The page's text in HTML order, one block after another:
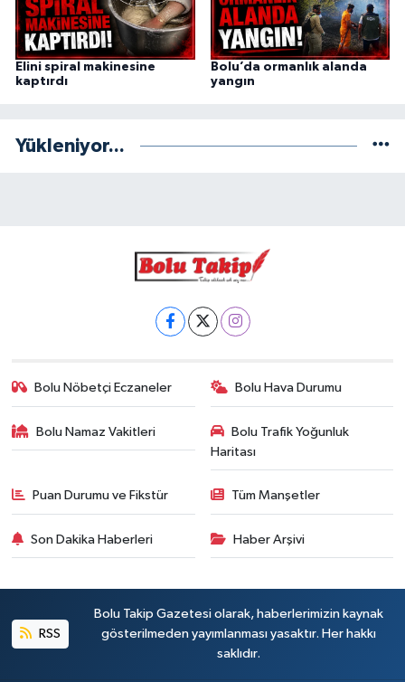
Elini spiral makinesine
kaptırdı
Bolu’da ormanlık alanda
yangın
Yükleniyor...
Bolu Nöbetçi Eczaneler Bolu Hava Durumu
Bolu Namaz Vakitleri
Bolu Trafik Yoğunluk
Haritası
Puan Durumu ve Fikstür Tüm Manşetler
Son Dakika Haberleri Haber Arşivi
RSS
Bolu Takip Gazetesi olarak, haberlerimizin kaynak
gösterilmeden yayımlanması yasaktır. Her hakkı
saklıdır.